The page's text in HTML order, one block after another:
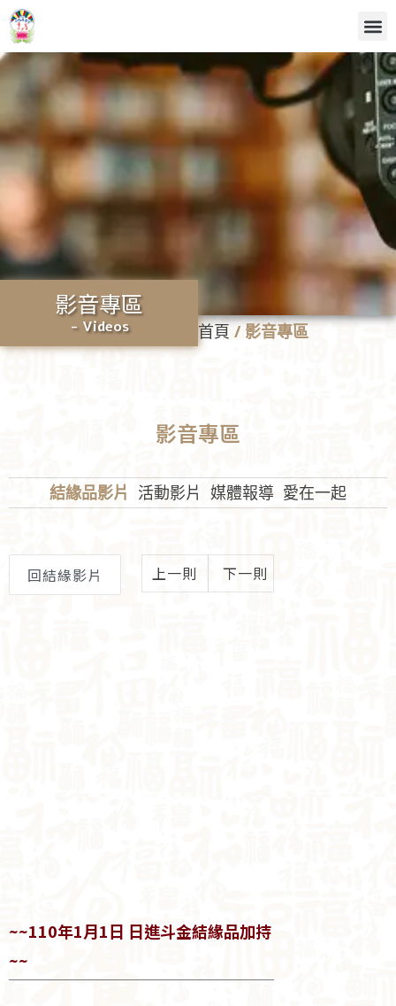
影音專區
- Videos 首頁 / 影音專區
影音專區
結緣品影片 活動影片 媒體報導 愛在一起
回結緣影片 上一則 下一則
~~110年1月1日 日進斗金結緣品加持
~~